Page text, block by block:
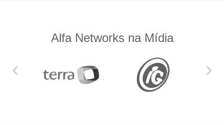
Alfa Networks na Mídia
‹ ›